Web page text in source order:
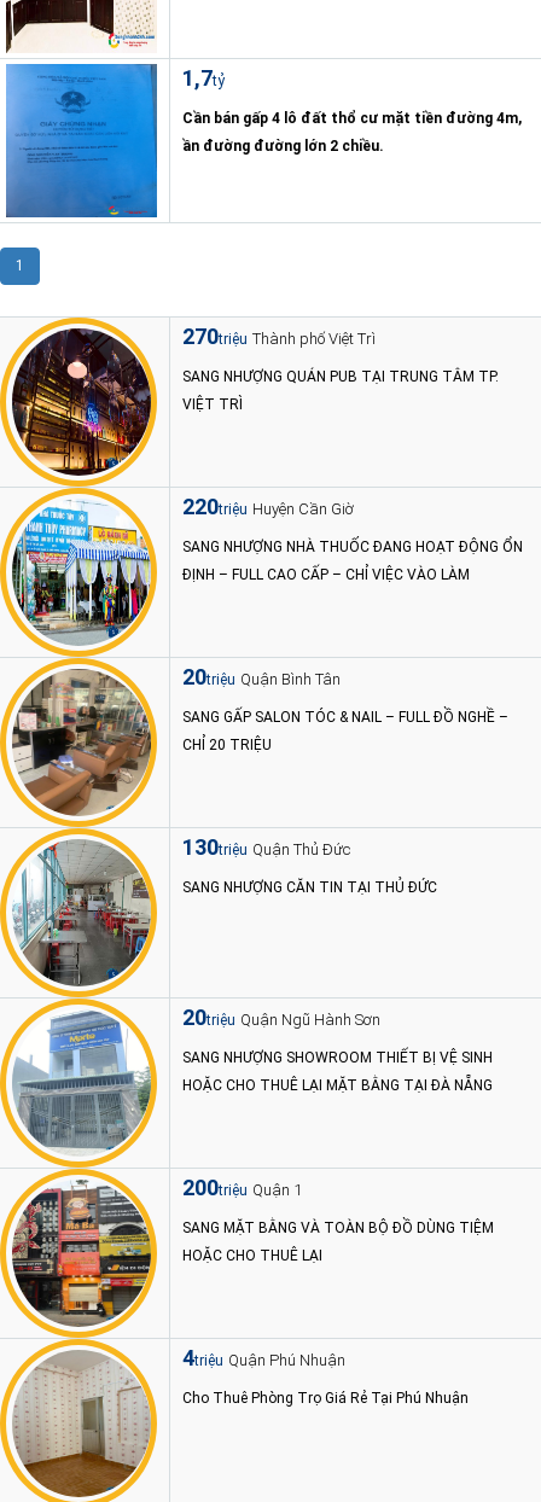
1,7tỷ
Cần bán gấp 4 lô đất thổ cư mặt tiền đường 4m,
ần đường đường lớn 2 chiều.
1
270triệu Thành phố Việt Trì
SANG NHƯỢNG QUÁN PUB TẠI TRUNG TÂM TP.
VIỆT TRÌ
220triệu Huyện Cần Giờ
SANG NHƯỢNG NHÀ THUỐC ĐANG HOẠT ĐỘNG ỔN
ĐỊNH – FULL CAO CẤP – CHỈ VIỆC VÀO LÀM
20triệu Quận Bình Tân
SANG GẤP SALON TÓC & NAIL – FULL ĐỒ NGHỀ –
CHỈ 20 TRIỆU
130triệu Quận Thủ Đức
SANG NHƯỢNG CĂN TIN TẠI THỦ ĐỨC
20triệu Quận Ngũ Hành Sơn
SANG NHƯỢNG SHOWROOM THIẾT BỊ VỆ SINH
HOẶC CHO THUÊ LẠI MẶT BẰNG TẠI ĐÀ NẴNG
200triệu Quận 1
SANG MẶT BẰNG VÀ TOÀN BỘ ĐỒ DÙNG TIỆM
HOẶC CHO THUÊ LẠI
4triệu Quận Phú Nhuận
Cho Thuê Phòng Trọ Giá Rẻ Tại Phú Nhuận